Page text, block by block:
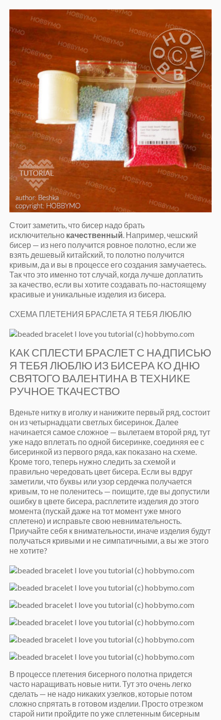
Стоит заметить, что бисер надо брать
исключительно качественный. Например, чешский
бисер — из него получится ровное полотно, если же
взять дешевый китайский, то полотно получится
кривым, да и вы в процессе его создания замучаетесь.
Так что это именно тот случай, когда лучше доплатить
за качество, если вы хотите создавать по-настоящему
красивые и уникальные изделия из бисера.
СХЕМА ПЛЕТЕНИЯ БРАСЛЕТА Я ТЕБЯ ЛЮБЛЮ
КАК СПЛЕСТИ БРАСЛЕТ С НАДПИСЬЮ
Я ТЕБЯ ЛЮБЛЮ ИЗ БИСЕРА КО ДНЮ
СВЯТОГО ВАЛЕНТИНА В ТЕХНИКЕ
РУЧНОЕ ТКАЧЕСТВО
Вденьте нитку в иголку и нанижите первый ряд, состоит
он из четырнадцати светлых бисеринок. Далее
начинается самое сложное — вылетаем второй ряд, тут
уже надо вплетать по одной бисеринке, соединяя ее с
бисеринкой из первого ряда, как показано на схеме.
Кроме того, теперь нужно следить за схемой и
правильно чередовать цвет бисера. Если вы вдруг
заметили, что буквы или узор сердечка получается
кривым, то не поленитесь — поищите, где вы допустили
ошибку в цвете бисера, расплетите изделия до этого
момента (пускай даже на тот момент уже много
сплетено) и исправьте свою невнимательность.
Приучайте себя к внимательности, иначе изделия будут
получаться кривыми и не симпатичными, а вы же этого
не хотите?
В процессе плетения бисерного полотна придется
часто наращивать новые нити. Тут это очень легко
сделать — не надо никаких узелков, которые потом
сложно спрятать в готовом изделии. Просто отрезком
старой нити пройдите по уже сплетенным бисерным